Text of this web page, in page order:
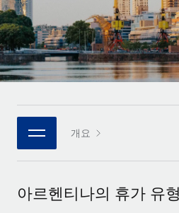
플랫폼
팀을 위한 통합된 핵심 HR 기능
연결 새로운
통합
핵심 비즈니스 도구로 프로세스를
전문가 상담
대기업을 위한 글로벌 HR
REMOTE 파트너 되기
플랫폼에 글로벌 HR을 유연하게
Remote와의 파트너십 기회 탐색
Remote Build 곧 제공 예정
체크리스트 및 템플릿
직무 설명 라이브러리
이벤트
급여 및 인재 인사이트
Italiano
Português (Portugal)
한국어
개요
아르헨티나의 휴가 유형